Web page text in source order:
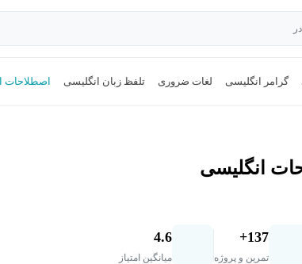
گرامر انگلیسی لغات ضروری تلفظ زبان انگلیسی اصطلاحات
انگلیسی
137+
تمرین و پروژه
4.6
میانگین امتیاز